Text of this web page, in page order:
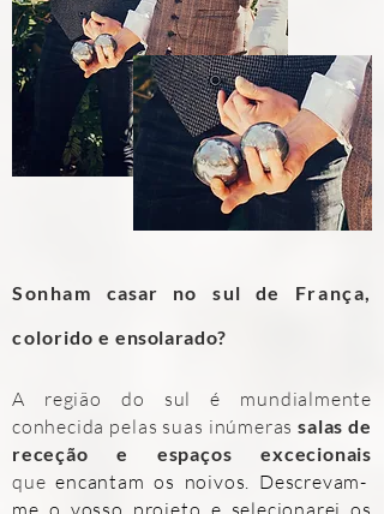
Sonham casar no sul de França,
colorido e ensolarado?
A região do sul
é mundialmente
conhecida pelas suas inúmerassalas de
receção e espaços excecionais
que encantam os noivos. Descrevam-
me o vosso projeto e selecionarei os